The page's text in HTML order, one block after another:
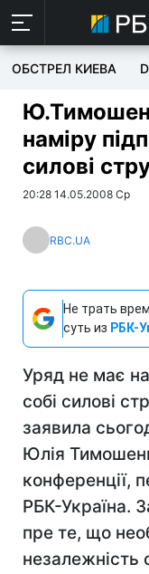
ОБСТРЕЛ КИЕВА
наміру
силові
20:28 14.05.2008 Ср
RBC.UA
Не трать
суть из РБК-
Уряд не має
собі силові
заявила
Юлія
конференції,
РБК-Україна.
пре те, що
незалежність